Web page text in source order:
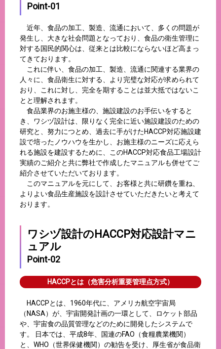
Point-01
近年、食品の加工、製造、流通において、多くの問題が
発生し、大きな社会問題となっており、食品の衛生管理に
対する国民的関心は、従来とは比較にならないほど高まっ
てきております。
これに伴い、食品の加工、製造、流通に関連する業界の
人々に、食品衛生に対する、より完璧な対応が求められて
おり、これに対し、完全を期することは並大抵ではないこ
とと理解されます。
食品業界のお施主様の、施設建設のお手伝いをすると
き、ワシヅ設計は、限りなく完全に近い施設建設のための
研究と、努力につとめ、過去に手がけたHACCP対応施設建
設で培ったノウハウを生かし、お施主様のニーズに応えら
れる施設を建設するために、このHACCP対応食品工場設計
実績のご紹介と共に弊社で作成したマニュアルも併せてご
紹介させていただいております。
このマニュアルを元にして、お客様と共に研鑽を重ね、
よりよい食品生産施設を設計させていただきたいと考えて
おります。
ワシヅ設計のHACCP対応設計マニ
ュアル
Point-02
HACCPとは（危害分析重要管理点方式）
HACCPとは、1960年代に、アメリカ航空宇宙局
（NASA）が、宇宙開発計画の一環として、ロケット部品
や、宇宙食の品質管理などのために開発したシステムで
す。 日本では、平成8年、国連のFAO（食糧農業機関）
と、WHO（世界保健機関）の勧告を受け、厚生省が食品衛